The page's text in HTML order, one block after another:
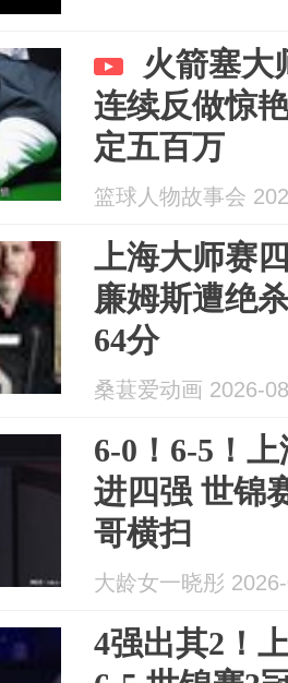
火箭塞大
连续反做惊
定五百万
篮球人物故事会
上海大师赛
廉姆斯遭绝
64分
桑葚爱动画 2026-
6-0！6-5！
进四强 世锦
哥横扫
大龄女一晓彤
4强出其2！